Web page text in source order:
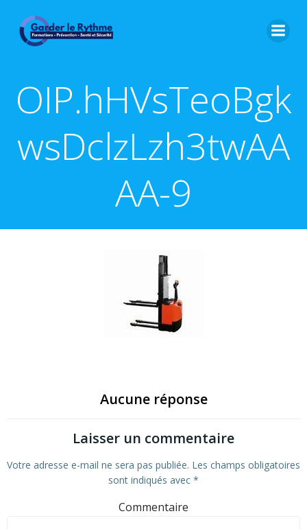
OIP.hHVsTeoBgk
wsDclzLzh3twAA
AA-9
Aucune réponse
Laisser un commentaire
Votre adresse e-mail ne sera pas publiée. Les champs obligatoires
sont indiqués avec *
Commentaire